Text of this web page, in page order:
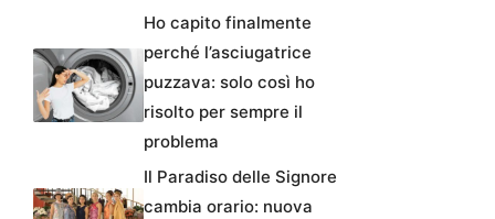
Ho capito finalmente
perché l’asciugatrice
puzzava: solo così ho
risolto per sempre il
problema
Il Paradiso delle Signore
cambia orario: nuova